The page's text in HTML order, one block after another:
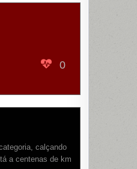
0
calçando
a centenas de km